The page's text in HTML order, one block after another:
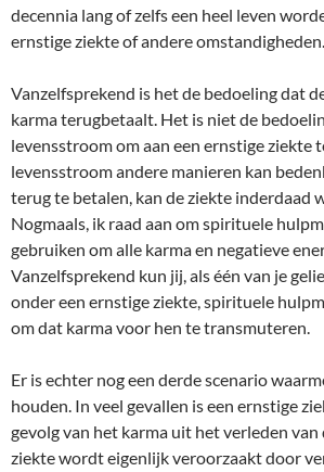
decennia lang of zelfs een heel leven
ernstige ziekte of andere omstandigheden.
Vanzelfsprekend is het de bedoeling dat
karma terugbetaalt. Het is niet de
levensstroom om aan een ernstige ziekte
levensstroom andere manieren kan
terug te betalen, kan de ziekte inderdaad
Nogmaals, ik raad aan om spirituele
gebruiken om alle karma en negatieve
Vanzelfsprekend kun jij, als één van je
onder een ernstige ziekte, spirituele
om dat karma voor hen te transmuteren.
Er is echter nog een derde scenario
houden. In veel gevallen is een ernstige
gevolg van het karma uit het verleden van
ziekte wordt eigenlijk veroorzaakt door